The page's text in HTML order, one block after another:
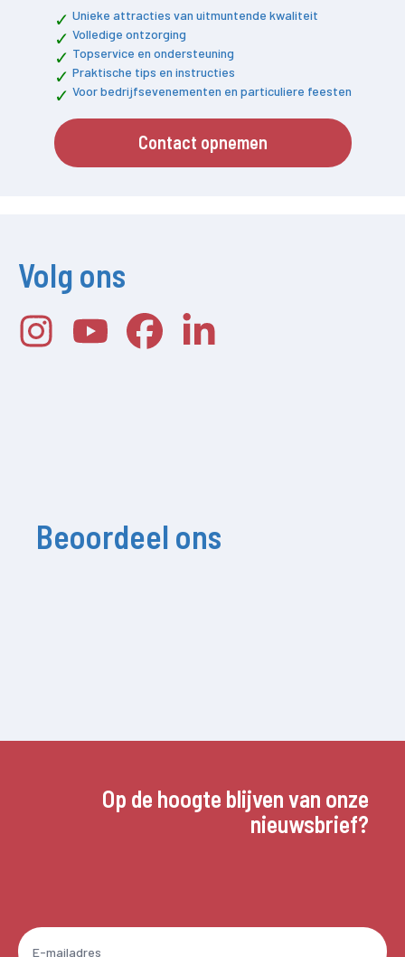
Unieke attracties van uitmuntende kwaliteit
Volledige ontzorging
Topservice en ondersteuning
Praktische tips en instructies
Voor bedrijfsevenementen en particuliere feesten
Contact opnemen
Volg ons
Beoordeel ons
Op de hoogte blijven van onze
nieuwsbrief?